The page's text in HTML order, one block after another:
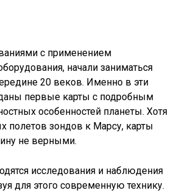
с применением
начали заниматься
20 веков. Именно в эти
первые карты с подробным
особенностей планеты. Хотя
полетов зондов к Марсу, карты
не верными.
исследования и наблюдения
для этого современную технику.